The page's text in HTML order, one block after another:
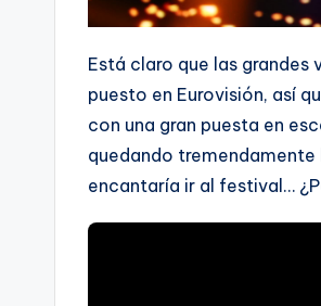
Está claro que las grandes
puesto en Eurovisión, así
con una gran puesta en
quedando tremendamente
encantaría ir al festival…